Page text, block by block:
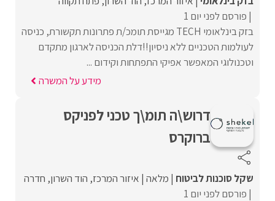
פורסם לפני יום 1
בזק בינלאומי TECH מגייסת תומכ/ת פתרונות תקשורת, כניסה
לעולמות הטכניים ללא ניסיון!!דלת הכניסה לארגון מתקדם
וטכנולוגי המאפשר אפיקי התפתחות וקידום ...
מידע על המשרה
דרוש\ה תומ\ך טכני לפניקס
ברוקרס
שקל סוכנות לביטוח מלאה איזור המרכז הוד השרון חדרה
פורסם לפני יום 1